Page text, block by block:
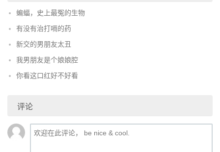
蝙蝠，史上最冤的生物
有没有治打嗝的药
新交的男朋友太丑
我男朋友是个娘娘腔
你看这口红好不好看
评论